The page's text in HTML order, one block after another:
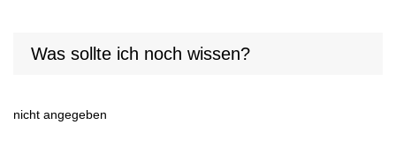
Was sollte ich noch wissen?
nicht angegeben